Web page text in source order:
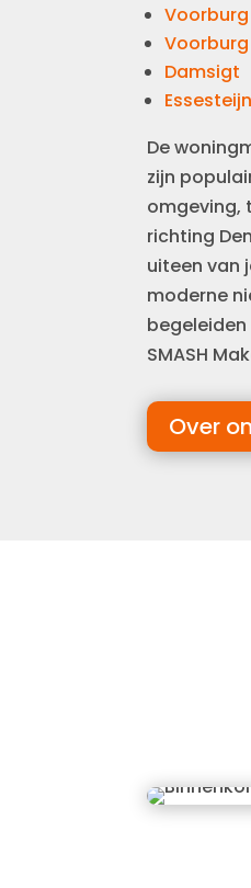
Damsigt
Essesteijn
De
zijn
omgeving,
richting
uiteen van
moderne
SMASH
Over